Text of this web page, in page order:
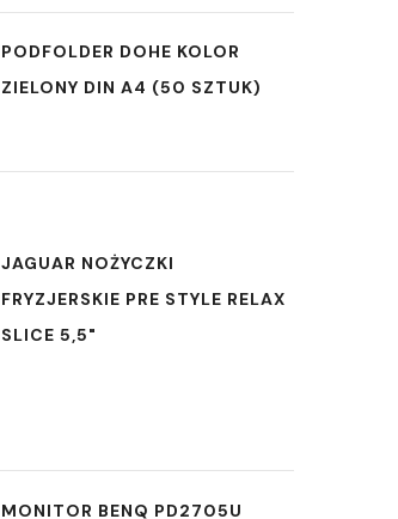
PODFOLDER DOHE KOLOR
ZIELONY DIN A4 (50 SZTUK)
JAGUAR NOŻYCZKI
FRYZJERSKIE PRE STYLE RELAX
SLICE 5,5"
MONITOR BENQ PD2705U